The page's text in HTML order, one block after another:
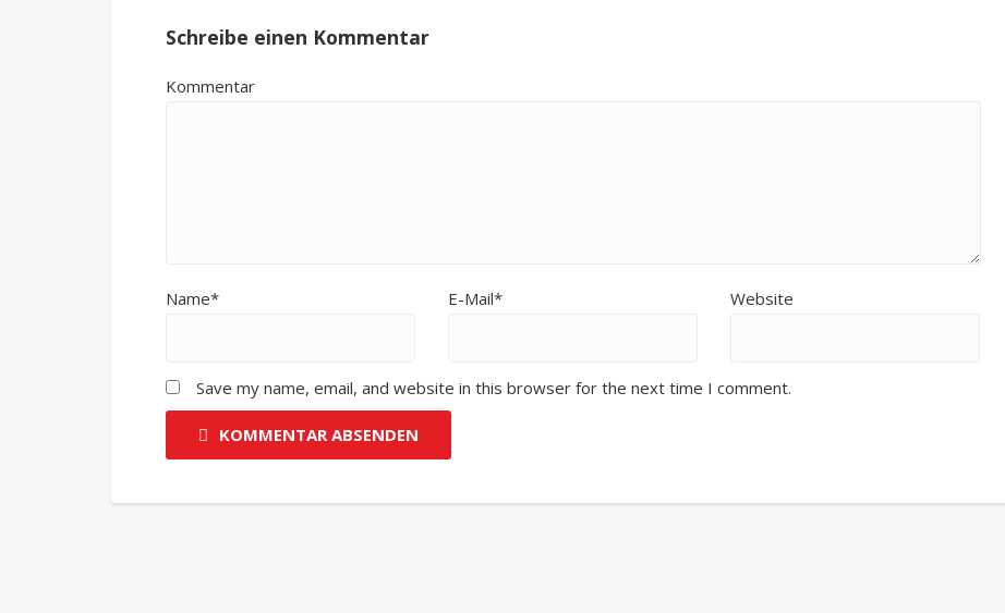
Schreibe einen Kommentar
Kommentar
Name* E-Mail* Website
Save my name, email, and website in this browser for the next time I comment.
KOMMENTAR ABSENDEN